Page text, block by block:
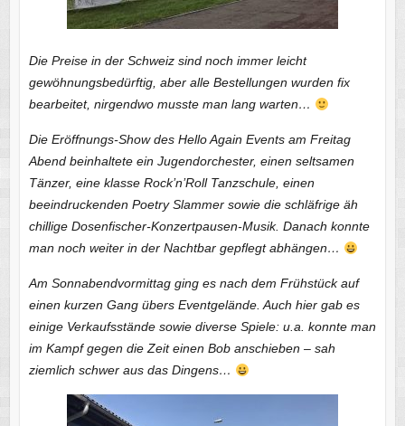
Die Preise in der Schweiz sind noch immer leicht
gewöhnungsbedürftig, aber alle Bestellungen wurden fix
bearbeitet, nirgendwo musste man lang warten…
Die Eröffnungs-Show des Hello Again Events am Freitag
Abend beinhaltete ein Jugendorchester, einen seltsamen
Tänzer, eine klasse Rock’n’Roll Tanzschule, einen
beeindruckenden Poetry Slammer sowie die schläfrige äh
chillige Dosenfischer-Konzertpausen-Musik. Danach konnte
man noch weiter in der Nachtbar gepflegt abhängen…
Am Sonnabendvormittag ging es nach dem Frühstück auf
einen kurzen Gang übers Eventgelände. Auch hier gab es
einige Verkaufsstände sowie diverse Spiele: u.a. konnte man
im Kampf gegen die Zeit einen Bob anschieben – sah
ziemlich schwer aus das Dingens…